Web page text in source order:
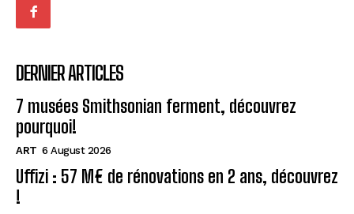
DERNIER ARTICLES
7 musées Smithsonian ferment, découvrez
pourquoi!
ART 6 August 2026
Uffizi : 57 M€ de rénovations en 2 ans, découvrez
!